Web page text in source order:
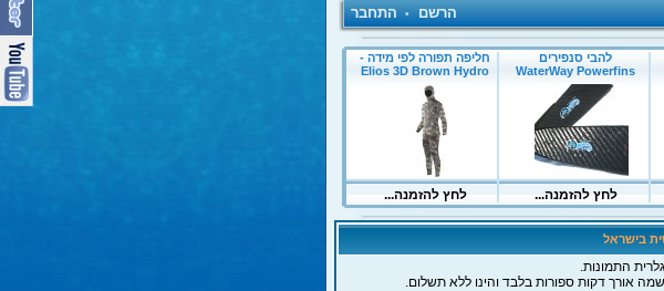
הרשם • התחבר
בישראל
התמונות.
אורך דקות ספורות בלבד והינו ללא תשלום.